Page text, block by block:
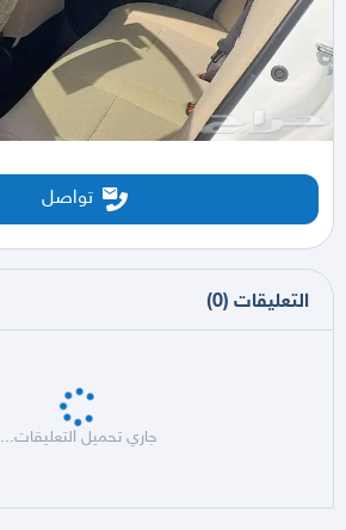
تواصل
التعليقات (
0
)
جاري تحميل التعليقات...